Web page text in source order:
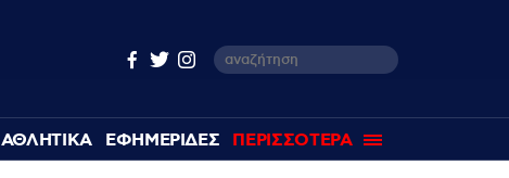
ΑΘΛΗΤΙΚΑ ΕΦΗΜΕΡΙΔΕΣ ΠΕΡΙΣΣΟΤΕΡΑ